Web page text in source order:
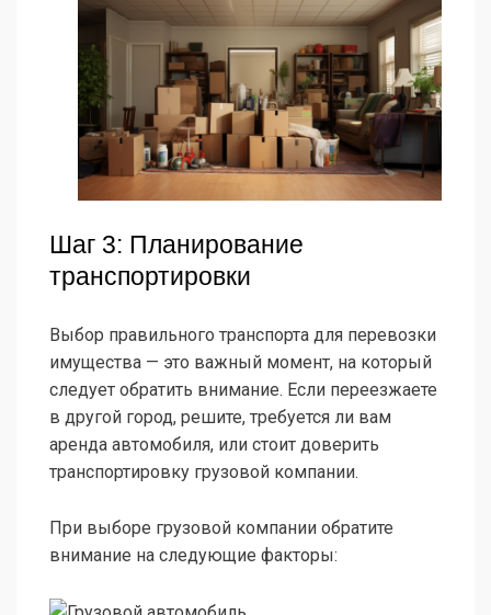
Шаг 3: Планирование
транспортировки
Выбор правильного транспорта для перевозки
имущества — это важный момент, на который
следует обратить внимание. Если переезжаете
в другой город, решите, требуется ли вам
аренда автомобиля, или стоит доверить
транспортировку грузовой компании.
При выборе грузовой компании обратите
внимание на следующие факторы: